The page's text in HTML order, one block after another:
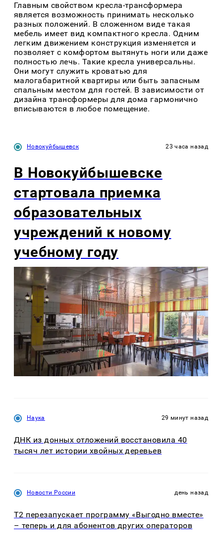
Главным свойством кресла-трансформера
является возможность принимать несколько
разных положений. В сложенном виде такая
мебель имеет вид компактного кресла. Одним
легким движением конструкция изменяется и
позволяет с комфортом вытянуть ноги или даже
полностью лечь. Такие кресла универсальны.
Они могут служить кроватью для
малогабаритной квартиры или быть запасным
спальным местом для гостей. В зависимости от
дизайна трансформеры для дома гармонично
вписываются в любое помещение.
Новокуйбышевск 23 часа назад
В Новокуйбышевске
стартовала приемка
образовательных
учреждений к новому
учебному году
Наука 29 минут назад
ДНК из донных отложений восстановила 40
тысяч лет истории хвойных деревьев
Новости России день назад
Т2 перезапускает программу «Выгодно вместе»
– теперь и для абонентов других операторов